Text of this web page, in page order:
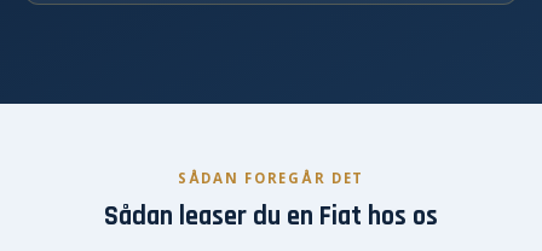
SÅDAN FOREGÅR DET
Sådan leaser du en Fiat hos os